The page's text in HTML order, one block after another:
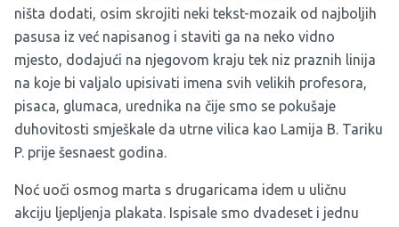
ništa dodati, osim skrojiti neki tekst-mozaik od najboljih
pasusa iz već napisanog i staviti ga na neko vidno
mjesto, dodajući na njegovom kraju tek niz praznih linija
na koje bi valjalo upisivati imena svih velikih profesora,
pisaca, glumaca, urednika na čije smo se pokušaje
duhovitosti smješkale da utrne vilica kao Lamija B. Tariku
P. prije šesnaest godina.
Noć uoči osmog marta s drugaricama idem u uličnu
akciju ljepljenja plakata. Ispisale smo dvadeset i jednu